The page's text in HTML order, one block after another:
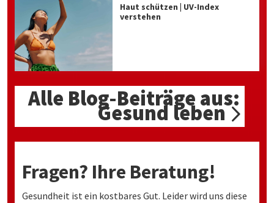
Haut schützen | UV-Index
verstehen
Alle Blog-Beiträge aus:
Gesund leben
Fragen? Ihre Beratung!
Gesundheit ist ein kostbares Gut. Leider wird uns diese